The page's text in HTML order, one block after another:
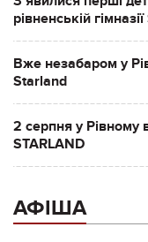
рівненській
Вже незабаром у
Starland
2 серпня у Рівному
STARLAND
АФІША